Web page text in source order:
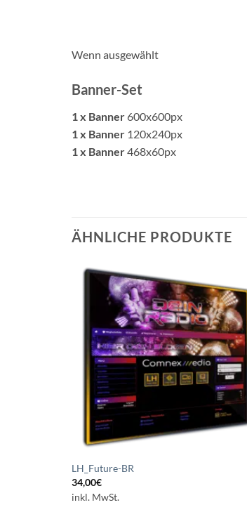
Wenn ausgewählt
Banner-Set
1 x Banner 600x600px
1 x Banner 120x240px
1 x Banner468x60px
ÄHNLICHE PRODUKTE
Auf die
Wunschliste
setzen
LH_Future-BR
34,00€
inkl. MwSt.